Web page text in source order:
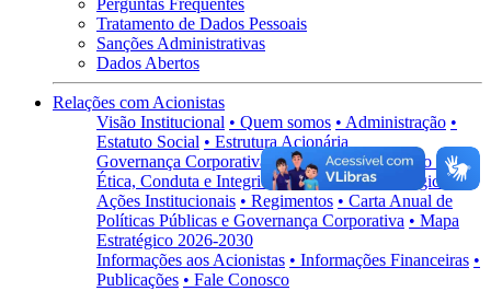
Perguntas Frequentes
Tratamento de Dados Pessoais
Sanções Administrativas
Dados Abertos
Relações com Acionistas
Visão Institucional • Quem somos • Administração •
Estatuto Social • Estrutura Acionária
Governança Corporativa
• Visão Geral • Código de
Ética, Conduta e Integridade • Políticas Estratégicas •
Ações Institucionais • Regimentos • Carta Anual de
Políticas Públicas e Governança Corporativa • Mapa
Estratégico 2026-2030
Informações aos Acionistas • Informações Financeiras •
Publicações • Fale Conosco